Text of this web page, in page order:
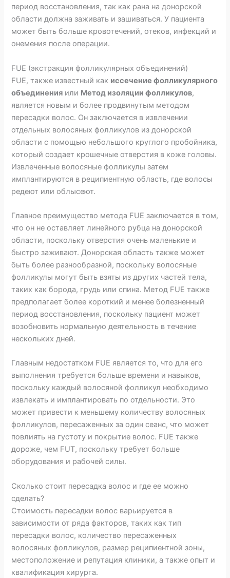
период восстановления, так как рана на донорской
области должна заживать и зашиваться. У пациента
может быть больше кровотечений, отеков, инфекций и
онемения после операции.
FUE (экстракция фолликулярных объединений)
FUE, также известный как иссечение фолликулярного
объединения или Метод изоляции фолликулов,
является новым и более продвинутым методом
пересадки волос. Он заключается в извлечении
отдельных волосяных фолликулов из донорской
области с помощью небольшого круглого пробойника,
который создает крошечные отверстия в коже головы.
Извлеченные волосяные фолликулы затем
имплантируются в реципиентную область, где волосы
редеют или облысеют.
Главное преимущество метода FUE заключается в том,
что он не оставляет линейного рубца на донорской
области, поскольку отверстия очень маленькие и
быстро заживают. Донорская область также может
быть более разнообразной, поскольку волосяные
фолликулы могут быть взяты из других частей тела,
таких как борода, грудь или спина. Метод FUE также
предполагает более короткий и менее болезненный
период восстановления, поскольку пациент может
возобновить нормальную деятельность в течение
нескольких дней.
Главным недостатком FUE является то, что для его
выполнения требуется больше времени и навыков,
поскольку каждый волосяной фолликул необходимо
извлекать и имплантировать по отдельности. Это
может привести к меньшему количеству волосяных
фолликулов, пересаженных за один сеанс, что может
повлиять на густоту и покрытие волос. FUE также
дороже, чем FUT, поскольку требует больше
оборудования и рабочей силы.
Сколько стоит пересадка волос и где ее можно
сделать?
Стоимость пересадки волос варьируется в
зависимости от ряда факторов, таких как тип
пересадки волос, количество пересаженных
волосяных фолликулов, размер реципиентной зоны,
местоположение и репутация клиники, а также опыт и
квалификация хирурга.